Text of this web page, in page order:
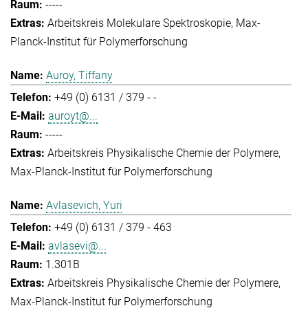
-----
Arbeitskreis Molekulare Spektroskopie Max-
Planck-Institut für Polymerforschung
Auroy, Tiffany
+49 (0) 6131 / 379 - -
auroyt@...
-----
Arbeitskreis Physikalische Chemie der Polymere
Max-Planck-Institut für Polymerforschung
Avlasevich, Yuri
+49 (0) 6131 / 379 - 463
avlasevi@...
1.301B
Arbeitskreis Physikalische Chemie der Polymere
Max-Planck-Institut für Polymerforschung